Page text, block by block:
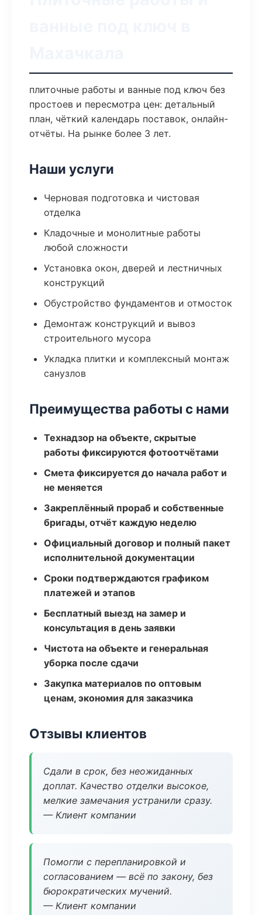
плиточные работы и ванные под ключ без
простоев и пересмотра цен: детальный
план, чёткий календарь поставок, онлайн-
отчёты. На рынке более 3 лет.
Наши услуги
Черновая подготовка и чистовая
отделка
Кладочные и монолитные работы
любой сложности
Установка окон, дверей и лестничных
конструкций
Обустройство фундаментов и отмосток
Демонтаж конструкций и вывоз
строительного мусора
Укладка плитки и комплексный монтаж
санузлов
Преимущества работы с нами
Технадзор на объекте, скрытые
работы фиксируются фотоотчётами
Смета фиксируется до начала работ и
не меняется
Закреплённый прораб и собственные
бригады, отчёт каждую неделю
Официальный договор и полный пакет
исполнительной документации
Сроки подтверждаются графиком
платежей и этапов
Бесплатный выезд на замер и
консультация в день заявки
Чистота на объекте и генеральная
уборка после сдачи
Закупка материалов по оптовым
ценам, экономия для заказчика
Отзывы клиентов
Сдали в срок, без неожиданных
доплат. Качество отделки высокое,
мелкие замечания устранили сразу.
— Клиент компании
Помогли с перепланировкой и
согласованием — всё по закону, без
бюрократических мучений.
— Клиент компании